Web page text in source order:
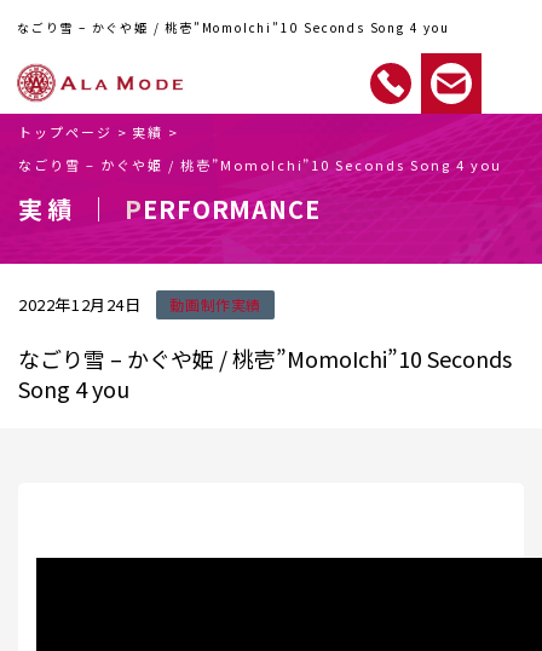
なごり雪 – かぐや姫 / 桃壱”MomoIchi”10 Seconds Song 4 you
トップページ > 実績 >
なごり雪 – かぐや姫 / 桃壱”MomoIchi”10 Seconds Song 4 you
実績 ｜ PERFORMANCE
2022年12月24日 動画制作実績
なごり雪 – かぐや姫 / 桃壱”MomoIchi”10 Seconds
Song 4 you